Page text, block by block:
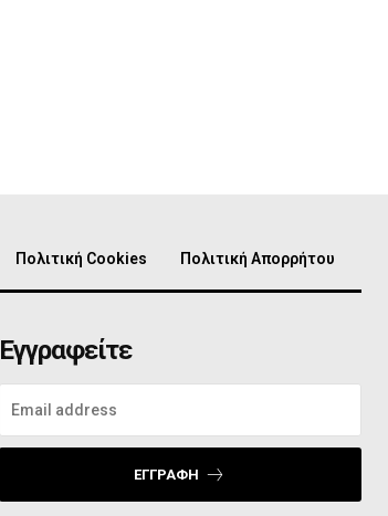
Πολιτική Cookies Πολιτική Απορρήτου
Εγγραφείτε
ΕΓΓΡΑΦΉ